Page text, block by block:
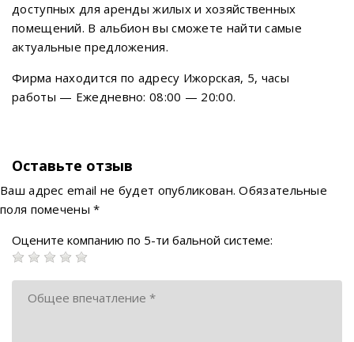
доступных для аренды жилых и хозяйственных
помещений. В альбион вы сможете найти самые
актуальные предложения.
Фирма находится по адресу Ижорская, 5, часы
работы — Ежедневно: 08:00 — 20:00.
Оставьте отзыв
Ваш адрес email не будет опубликован. Обязательные
поля помечены*
Оцените компанию по 5-ти бальной системе: